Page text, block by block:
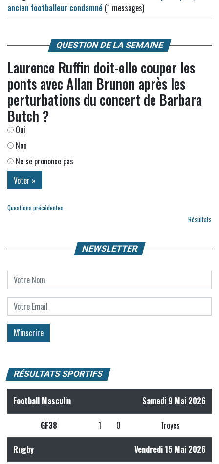
ancien footballeur condamné (1 messages)
QUESTION DE LA SEMAINE
Laurence Ruffin doit-elle couper les
ponts avec Allan Brunon après les
perturbations du concert de Barbara
Butch ?
Oui
Non
Ne se prononce pas
Questions précédentes
Résultats
NEWSLETTER
RÉSULTATS SPORTIFS
Football Masculin Samedi 9 Mai 2026
GF38 1 0 Troyes
Rugby Vendredi 15 Mai 2026